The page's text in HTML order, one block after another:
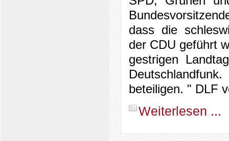
dass die
der CDU geführt
gestrigen
beteiligen. " DLF
Weiterlesen ...